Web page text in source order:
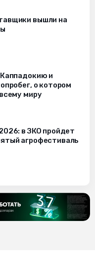
вышли на
и
о котором
миру
2026: в ЗКО пройдет
агрофестиваль